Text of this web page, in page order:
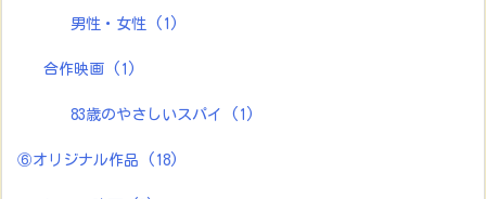
男性・女性 (1)
合作映画 (1)
83歳のやさしいスパイ (1)
⑥オリジナル作品 (18)